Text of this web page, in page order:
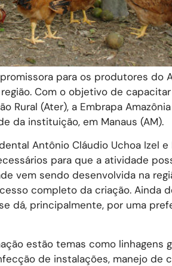
para os produtores do
Com o objetivo de
Rural (Ater), a Embrapa
da instituição, em Manaus (AM).
Antônio Cláudio Uchoa Izel e
para que a atividade
vem sendo desenvolvida na
completo da criação. Ainda
dá, principalmente, por uma
estão temas como linhagens
de instalações, manejo de